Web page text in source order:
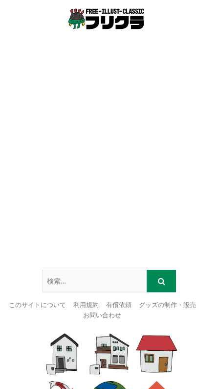
このサイトについて 利用規約 有償依頼
グッズの制作・販売
お問い合わせ
content